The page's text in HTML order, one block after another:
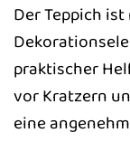
Der Teppich
praktischer
vor Kratzern
eine